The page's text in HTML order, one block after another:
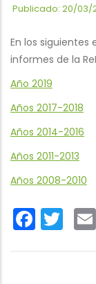
Publicado: 20/03/
En los siguientes
informes de la
Año 2019
Años 2017-2018
Años 2014-2016
Años 2011-2013
Años 2008-2010